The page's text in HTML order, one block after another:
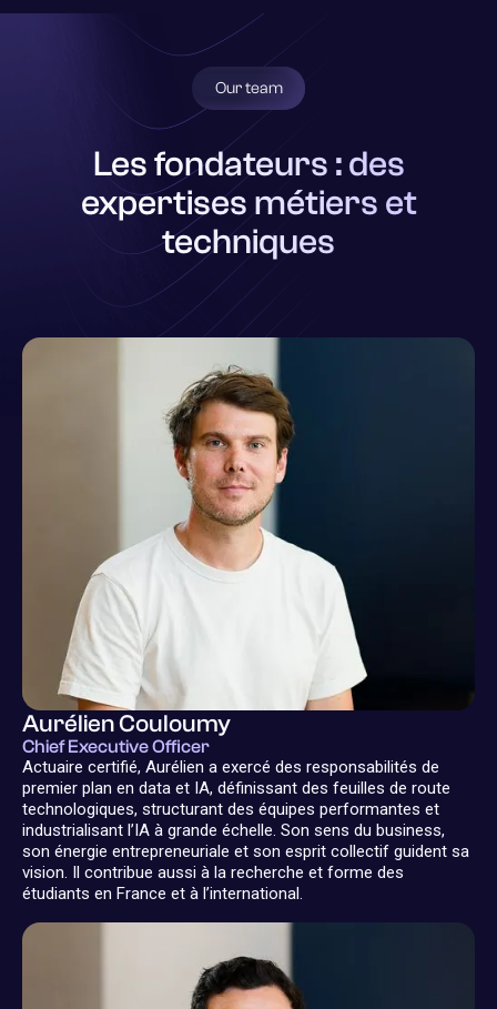
Our team
Les fondateurs : des
expertises métiers et
techniques
Aurélien Couloumy
Chief Executive Officer
Actuaire certifié, Aurélien a exercé des responsabilités de
premier plan en data et IA, définissant des feuilles de route
technologiques, structurant des équipes performantes et
industrialisant l’IA à grande échelle. Son sens du business,
son énergie entrepreneuriale et son esprit collectif guident sa
vision. Il contribue aussi à la recherche et forme des
étudiants en France et à l’international.